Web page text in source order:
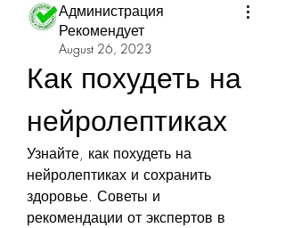
Администрация
Рекомендует
August 26, 2023
Как похудеть на
нейролептиках
Узнайте, как похудеть на
нейролептиках и сохранить
здоровье. Советы и
рекомендации от экспертов в